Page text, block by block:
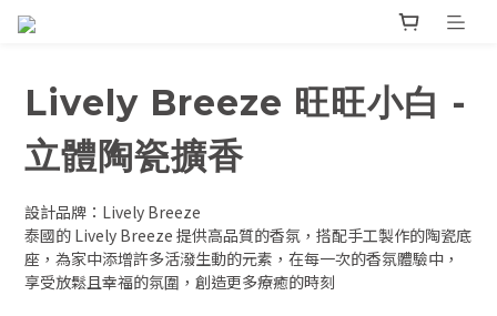
Lively Breeze 旺旺小白 -
立體陶瓷擴香
設計品牌：Lively Breeze
泰國的 Lively Breeze 提供高品質的香氛，搭配手工製作的陶瓷底
座，為家中添增許多活潑生動的元素，在每一次的香氛體驗中，
享受放鬆且幸福的氛圍，創造更多療癒的時刻